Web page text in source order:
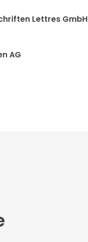
Lettres GmbH
AG